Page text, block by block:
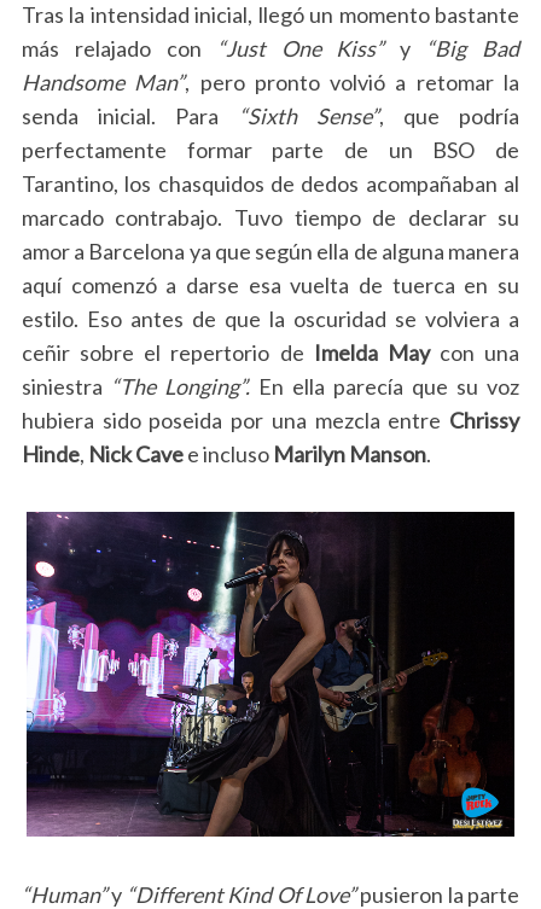
Tras la intensidad inicial, llegó un momento bastante
más relajado con
“Just One Kiss”y
“Big Bad
Handsome Man”, pero pronto volvió a retomar la
senda inicial. Para
“Sixth Sense”, que podría
perfectamente formar parte de un BSO de
Tarantino, los chasquidos de dedos acompañaban al
marcado contrabajo. Tuvo tiempo de declarar su
amor a Barcelona ya que según ella de alguna manera
aquí comenzó a darse esa vuelta de tuerca en su
estilo. Eso antes de que la oscuridad se volviera a
ceñir sobre el repertorio de Imelda Maycon una
siniestra “The Longing”.En ella parecía que su voz
hubiera sido poseida por una mezcla entre Chrissy
Hinde, Nick Cavee incluso Marilyn Manson.
“Human”y “Different Kind Of Love”pusieron la parte